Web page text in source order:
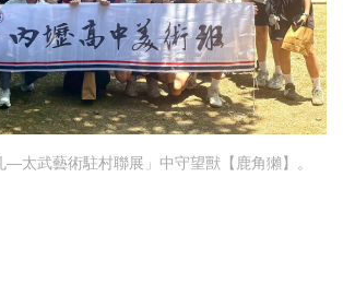
—太武藝術駐村聯展」中守望獸【鹿角獺】。